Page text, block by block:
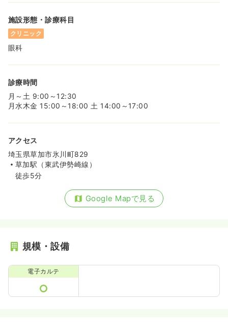
施設形態・診療科目
クリニック
眼科
診療時間
月～土 9:00～12:30
月水木金 15:00～18:00 土 14:00～17:00
アクセス
埼玉県草加市氷川町829
草加駅（東武伊勢崎線）
徒歩5分
Google Mapで見る
規模・設備
電子カルテ